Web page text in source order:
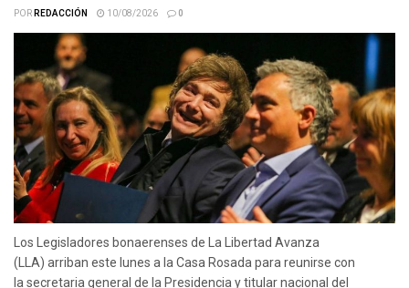
PORREDACCIÓN 10/08/2026 0
Los Legisladores bonaerenses de La Libertad Avanza
(LLA) arriban este lunes a la Casa Rosada para reunirse con
la secretaria general de la Presidencia y titular nacional del